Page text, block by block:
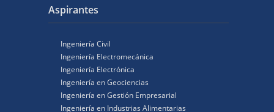
Aspirantes
Ingeniería Civil
Ingeniería Electromecánica
Ingeniería Electrónica
Ingeniería en Geociencias
Ingeniería en Gestión Empresarial
Ingeniería en Industrias Alimentarias